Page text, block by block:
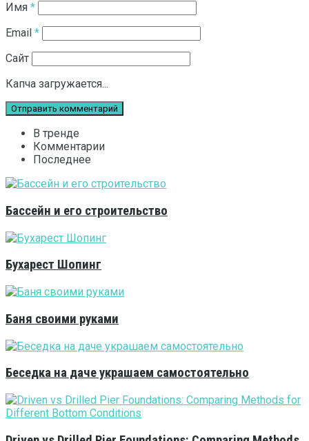
Имя *
Email *
Сайт
Капча загружается...
В тренде
Комментарии
Последнее
Бассейн и его строительство
Бухарест Шопинг
Баня своими руками
Беседка на даче украшаем самостоятельно